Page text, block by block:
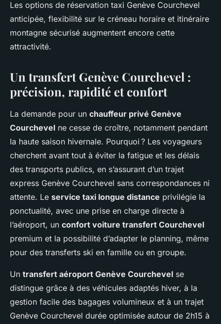
Les options de réservation taxi Genève Courchevel
anticipée, flexibilité sur le créneau horaire et itinéraire
montagne sécurisé augmentent encore cette
attractivité.
Un transfert Genève Courchevel :
précision, rapidité et confort
La demande pour un chauffeur privé Genève
Courchevel ne cesse de croître, notamment pendant
la haute saison hivernale. Pourquoi ? Les voyageurs
cherchent avant tout à éviter la fatigue et les délais
des transports publics, en s’assurant d’un trajet
express Genève Courchevel sans correspondances ni
attente. Le service taxi longue distance privilégie la
ponctualité, avec une prise en charge directe à
l’aéroport, un confort voiture transfert Courchevel
premium et la possibilité d’adapter le planning, même
pour des transferts ski en famille ou en groupe.
Un transfert aéroport Genève Courchevel se
distingue grâce à des véhicules adaptés hiver, à la
gestion facile des bagages volumineux et à un trajet
Genève Courchevel durée optimisée autour de 2h15 à